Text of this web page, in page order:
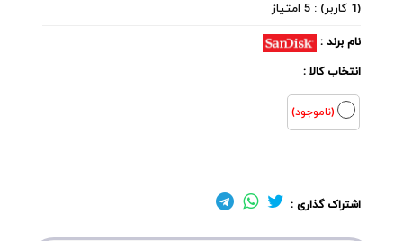
(1 کاربر) : 5 امتیاز
نام برند :
انتخاب کالا :
(ناموجود)
اشتراک گذاری :